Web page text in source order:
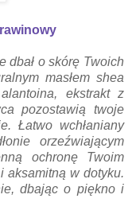
dbał o skórę Twoich
masłem shea
ekstrakt z
pozostawią twoje
Łatwo wchłaniany
orzeźwiającym
ochronę Twoim
aksamitną w dotyku.
dbając o piękno i